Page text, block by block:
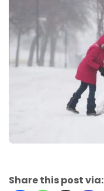
Share this post via: